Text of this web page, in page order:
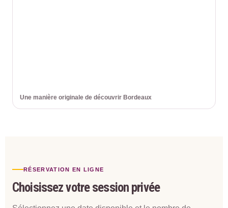
Une manière originale de découvrir Bordeaux
RÉSERVATION EN LIGNE
Choisissez votre session privée